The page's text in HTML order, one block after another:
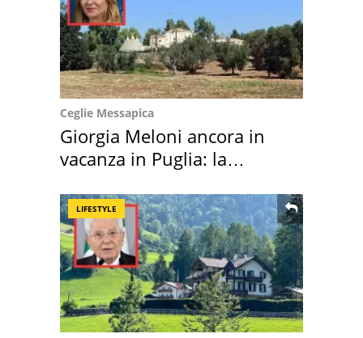
Ceglie Messapica
Giorgia Meloni ancora in
vacanza in Puglia: la
LIFESTYLE